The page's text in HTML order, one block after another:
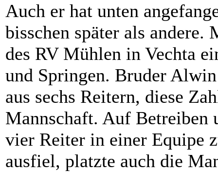
Auch er hat unten
bisschen später als
des RV Mühlen in Vechta
und Springen. Bruder
aus sechs Reitern, diese
Mannschaft. Auf Betreiben
vier Reiter in einer Equipe
ausfiel, platzte auch die